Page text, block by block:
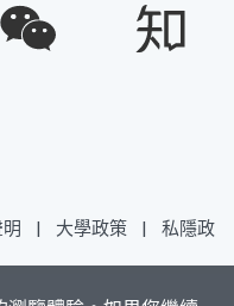
| 大學政策 |
私隱政